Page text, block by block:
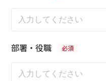
部署・役職